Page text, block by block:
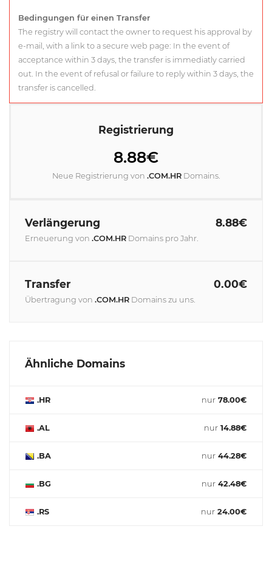
Bedingungen für einen Transfer
The registry will contact the owner to request his approval by
e-mail, with a link to a secure web page: In the event of
acceptance within 3 days, the transfer is immediatly carried
out. In the event of refusal or failure to reply within 3 days, the
transfer is cancelled.
Registrierung
8.88€
Neue Registrierung von .COM.HRDomains.
Verlängerung 8.88€
Erneuerung von .COM.HR Domains pro Jahr.
Transfer 0.00€
Übertragung von .COM.HR Domains zu uns.
Ähnliche Domains
.HR nur 78.00€
.AL nur 14.88€
.BA nur 44.28€
.BG nur 42.48€
.RS nur 24.00€